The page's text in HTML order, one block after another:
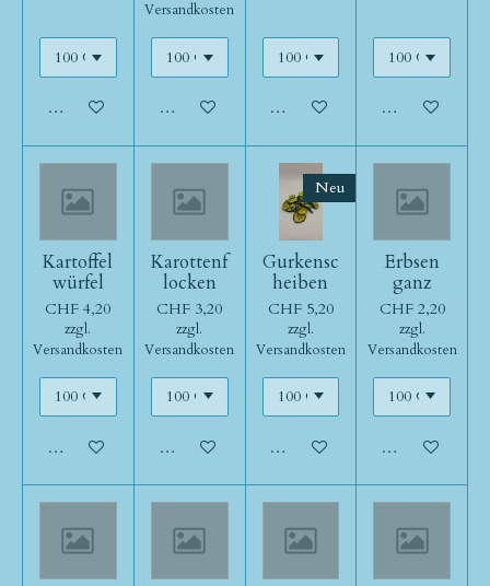
In den Warenkorb
Versandkosten
In den WarenkorbIn den WarenkorbIn den
Kartoffel
würfel
CHF 4,20
zzgl.
Versandkosten
In den Warenkorb
Karottenf
locken
CHF 3,20
zzgl.
Versandkosten
In den Warenkorb
Neu
Gurkensc
heiben
CHF 5,20
zzgl.
Versandkosten
In den Warenkorb
Erbsen
ganz
CHF 2,20
zzgl.
Versandkosten
In den